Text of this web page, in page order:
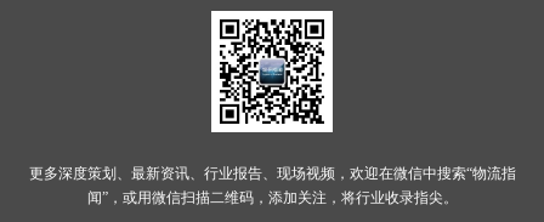
更多深度策划、最新资讯、行业报告、现场视频，欢迎在微信中搜索“物流指
闻”，或用微信扫描二维码，添加关注，将行业收录指尖。